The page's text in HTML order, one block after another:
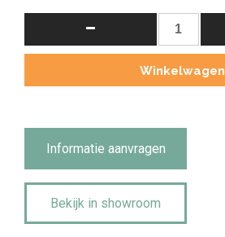
Boekenkast
3M
1004
Winkelwagen
Informatie aanvragen
Bekijk in showroom